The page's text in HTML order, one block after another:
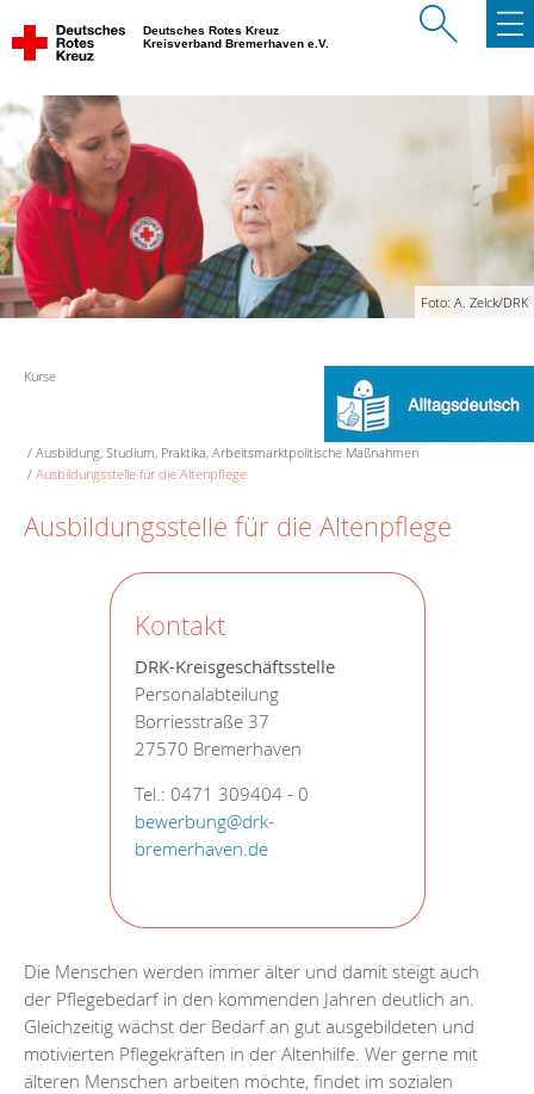
Deutsches Rotes Kreuz
Kreisverband Bremerhaven e.V.
Foto: A. Zelck/DRK
Kurse
Ausbildung, Studium, Praktika, Arbeitsmarktpolitische Maßnahmen
Ausbildungsstelle für die Altenpflege
Ausbildungsstelle für die Altenpflege
Kontakt
DRK-Kreisgeschäftsstelle
Personalabteilung
Borriesstraße 37
27570 Bremerhaven
Tel.: 0471 309404 - 0
bewerbung@drk-
bremerhaven.de
Die Menschen werden immer älter und damit steigt auch
der Pflegebedarf in den kommenden Jahren deutlich an.
Gleichzeitig wächst der Bedarf an gut ausgebildeten und
motivierten Pflegekräften in der Altenhilfe. Wer gerne mit
älteren Menschen arbeiten möchte, findet im sozialen